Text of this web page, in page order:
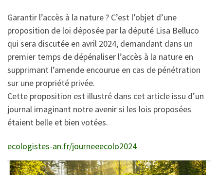
Garantir l’accès à la nature ? C’est l’objet d’une
proposition de loi déposée par la député Lisa Belluco
qui sera discutée en avril 2024, demandant dans un
premier temps de dépénaliser l’accès à la nature en
supprimant l’amende encourue en cas de pénétration
sur une propriété privée.
Cette proposition est illustré dans cet article issu d’un
journal imaginant notre avenir si les lois proposées
étaient belle et bien votées.
ecologistes-an.fr/journeeecolo2024